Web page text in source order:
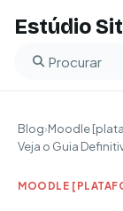
Estúdio
Buscar no blog
Blog›Moodle
Veja o Guia
MOODLE